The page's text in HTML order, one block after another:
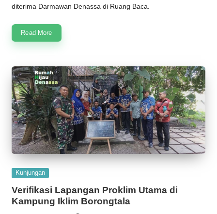
diterima Darmawan Denassa di Ruang Baca.
Read More
Posted
Kunjungan
Verifikasi Lapangan Proklim Utama di
Kampung Iklim Borongtala